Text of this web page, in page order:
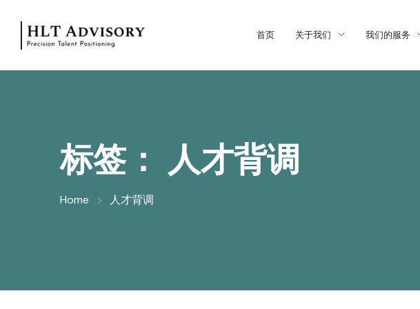
首页 关于我们 我们的服务
标签： 人才背调
Home 人才背调